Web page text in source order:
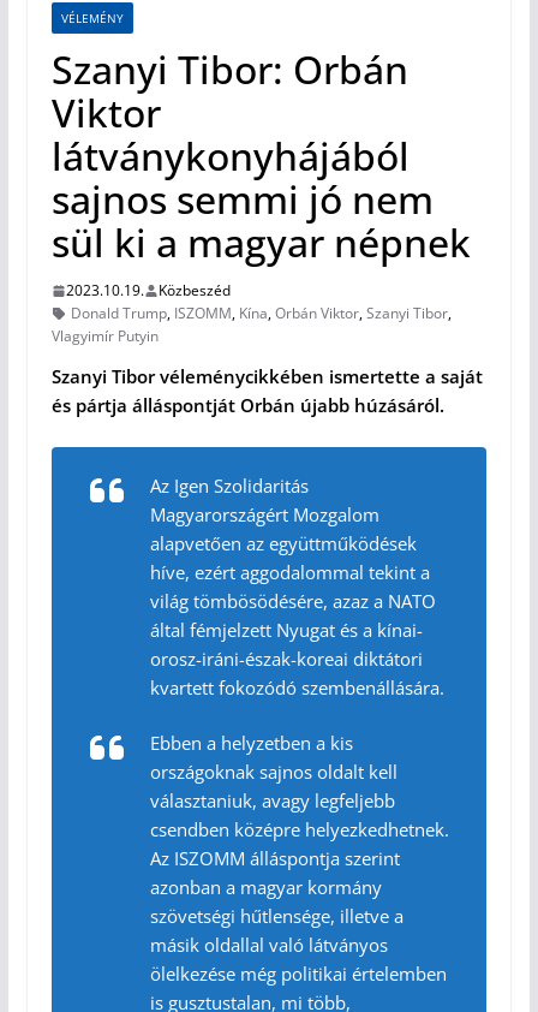
VÉLEMÉNY
Szanyi Tibor: Orbán
Viktor
látványkonyhájából
sajnos semmi jó nem
sül ki a magyar népnek
2023.10.19.
Közbeszéd
Donald Trump, ISZOMM, Kína,Orbán Viktor,Szanyi Tibor,
Vlagyimír Putyin
Szanyi Tibor véleménycikkében ismertette a saját
és pártja álláspontját Orbán újabb húzásáról.
Az Igen Szolidaritás
Magyarországért Mozgalom
alapvetően az együttműködések
híve, ezért aggodalommal tekint a
világ tömbösödésére, azaz a NATO
által fémjelzett Nyugat és a kínai-
orosz-iráni-észak-koreai diktátori
kvartett fokozódó szembenállására.
Ebben a helyzetben a kis
országoknak sajnos oldalt kell
választaniuk, avagy legfeljebb
csendben középre helyezkedhetnek.
Az ISZOMM álláspontja szerint
azonban a magyar kormány
szövetségi hűtlensége, illetve a
másik oldallal való látványos
ölelkezése még politikai értelemben
is gusztustalan, mi több,